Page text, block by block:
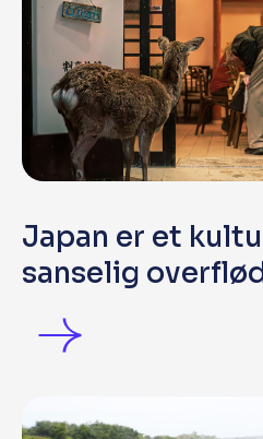
Japan er et
sanselig